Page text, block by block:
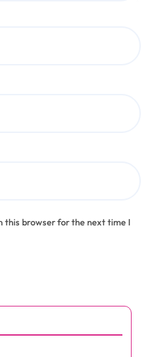
this browser for the next time I